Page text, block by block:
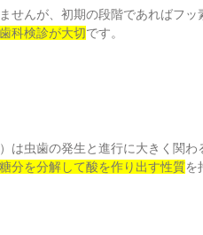
せんが、初期の段階であればフ
科検診が大切です。
は虫歯の発生と進行に大きく関
分を分解して酸を作り出す性質を